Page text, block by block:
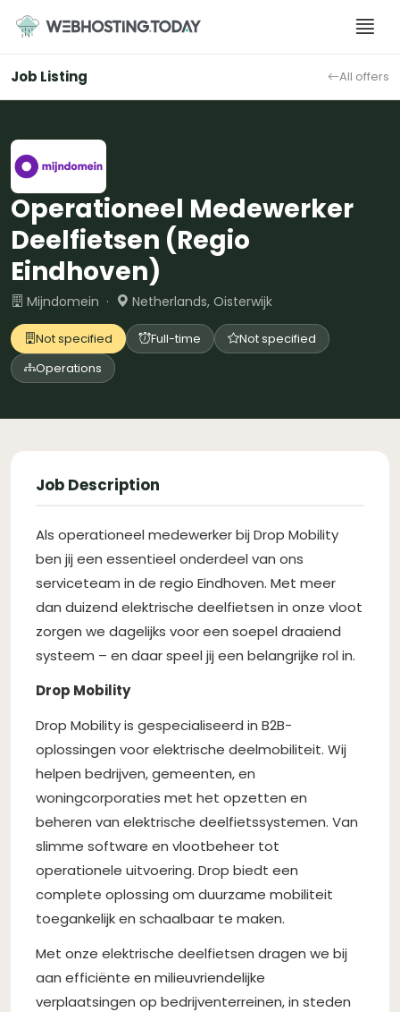
content
Job Listing All offers
Operationeel Medewerker
Deelfietsen (Regio
Eindhoven)
Mijndomein · Netherlands, Oisterwijk
Not specified Full-time
Not specified
Operations
Job Description
Als operationeel medewerker bij Drop Mobility
ben jij een essentieel onderdeel van ons
serviceteam in de regio Eindhoven. Met meer
dan duizend elektrische deelfietsen in onze vloot
zorgen we dagelijks voor een soepel draaiend
systeem – en daar speel jij een belangrijke rol in.
Drop Mobility
Drop Mobility is gespecialiseerd in B2B-
oplossingen voor elektrische deelmobiliteit. Wij
helpen bedrijven, gemeenten, en
woningcorporaties met het opzetten en
beheren van elektrische deelfietssystemen. Van
slimme software en vlootbeheer tot
operationele uitvoering. Drop biedt een
complete oplossing om duurzame mobiliteit
toegankelijk en schaalbaar te maken.
Met onze elektrische deelfietsen dragen we bij
aan efficiënte en milieuvriendelijke
verplaatsingen op bedrijventerreinen, in steden